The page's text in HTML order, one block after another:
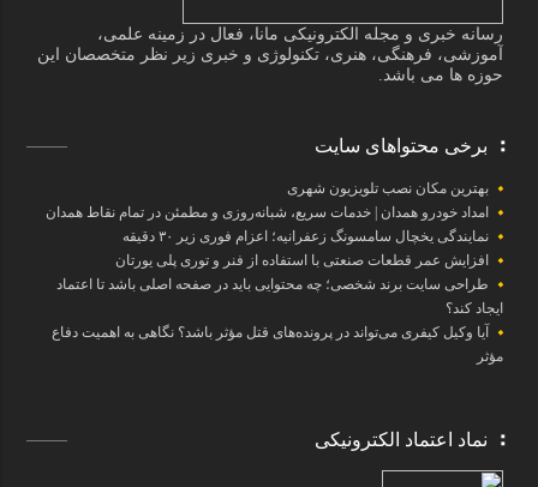
رسانه خبری و مجله الکترونیکی مانا، فعال در زمینه علمی،
آموزشی، فرهنگی، هنری، تکنولوژی و خبری زیر نظر متخصصان این
حوزه ها می باشد.
برخی محتواهای سایت
بهترین مکان نصب تلویزیون شهری
امداد خودرو همدان | خدمات سریع، شبانه‌روزی و مطمئن در تمام نقاط همدان
نمایندگی یخچال سامسونگ زعفرانیه؛ اعزام فوری زیر ۳۰ دقیقه
افزایش عمر قطعات صنعتی با استفاده از فنر و توری پلی یورتان
طراحی سایت برند شخصی؛ چه محتوایی باید در صفحه اصلی باشد تا اعتماد
ایجاد کند؟
آیا وکیل کیفری می‌تواند در پرونده‌های قتل مؤثر باشد؟ نگاهی به اهمیت دفاع
مؤثر
نماد اعتماد الکترونیکی